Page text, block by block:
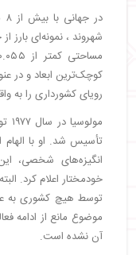
شهروند ، نمونه‌ای
کوچک‌ترین ابعاد و در
رویای کشورداری را به
انگیزه‌های شخصی،
خودمختار اعلام کرد.
توسط هیچ کشوری به
موضوع مانع از ادامه
آن نشده است.